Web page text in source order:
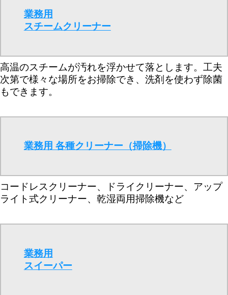
業務用
スチームクリーナー
高温のスチームが汚れを浮かせて落とします。工夫
次第で様々な場所をお掃除でき、洗剤を使わず除菌
もできます。
業務用 各種クリーナー（掃除機）
コードレスクリーナー、ドライクリーナー、アップ
ライト式クリーナー、乾湿両用掃除機など
業務用
スイーパー